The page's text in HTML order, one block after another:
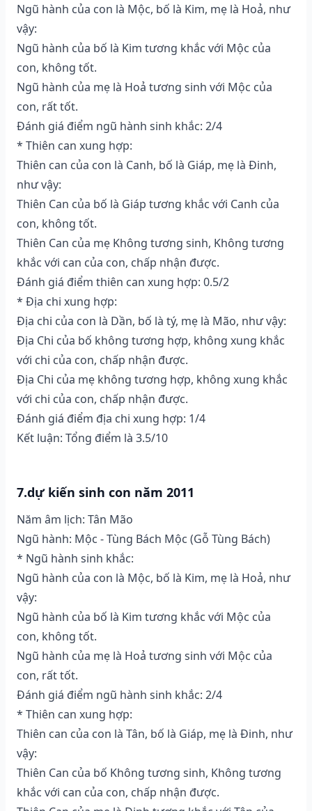
Ngũ hành của con là Mộc, bố là Kim, mẹ là Hoả, như
vậy:
Ngũ hành của bố là Kim tương khắc với Mộc của
con, không tốt.
Ngũ hành của mẹ là Hoả tương sinh với Mộc của
con, rất tốt.
Đánh giá điểm ngũ hành sinh khắc: 2/4
* Thiên can xung hợp:
Thiên can của con là Canh, bố là Giáp, mẹ là Đinh,
như vậy:
Thiên Can của bố là Giáp tương khắc với Canh của
con, không tốt.
Thiên Can của mẹ Không tương sinh, Không tương
khắc với can của con, chấp nhận được.
Đánh giá điểm thiên can xung hợp: 0.5/2
* Địa chi xung hợp:
Địa chi của con là Dần, bố là tý, mẹ là Mão, như vậy:
Địa Chi của bố không tương hợp, không xung khắc
với chi của con, chấp nhận được.
Địa Chi của mẹ không tương hợp, không xung khắc
với chi của con, chấp nhận được.
Đánh giá điểm địa chi xung hợp: 1/4
Kết luận: Tổng điểm là 3.5/10
7.dự kiến sinh con năm 2011
Năm âm lịch: Tân Mão
Ngũ hành: Mộc - Tùng Bách Mộc (Gỗ Tùng Bách)
* Ngũ hành sinh khắc:
Ngũ hành của con là Mộc, bố là Kim, mẹ là Hoả, như
vậy:
Ngũ hành của bố là Kim tương khắc với Mộc của
con, không tốt.
Ngũ hành của mẹ là Hoả tương sinh với Mộc của
con, rất tốt.
Đánh giá điểm ngũ hành sinh khắc: 2/4
* Thiên can xung hợp:
Thiên can của con là Tân, bố là Giáp, mẹ là Đinh, như
vậy:
Thiên Can của bố Không tương sinh, Không tương
khắc với can của con, chấp nhận được.